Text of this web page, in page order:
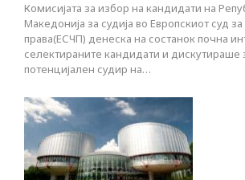
Комисијата за избор на кандидати на
Македонија за судија во Европскиот суд
права(ЕСЧП) денеска на состанок почна
селектираните кандидати и дискутираше
потенцијален судир на…